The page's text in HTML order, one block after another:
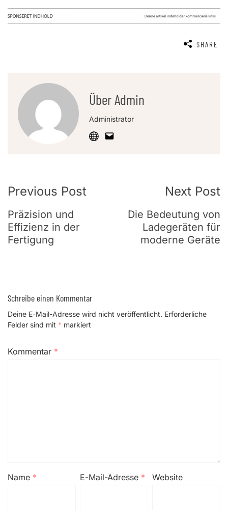
SHARE
Über Admin
Administrator
Post
Navigation
Previous Post
Präzision und
Effizienz in der
Fertigung
Next Post
Die Bedeutung von
Ladegeräten für
moderne Geräte
Schreibe einen Kommentar
Deine E-Mail-Adresse wird nicht veröffentlicht. Erforderliche
Felder sind mit * markiert
Kommentar *
Name * E-Mail-Adresse * Website